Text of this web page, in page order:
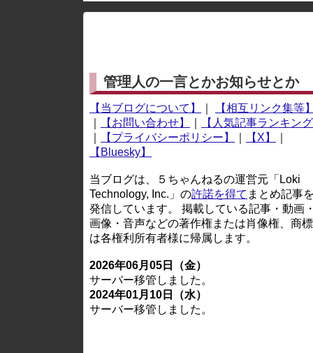
管理人の一言とかお知らせとか
【当ブログについて】
【相互リンク集等】
【お問い合わせ】
【人気記事ランキング
【プライバシーポリシー】 【X】
【Bluesky】
当ブログは、５ちゃんねるの運営元「Loki
Technology, Inc.」の許諾を得て まとめ記事を
発信しています。 掲載している記事・動画・
画像・音声などの著作権または肖像権、商
は各権利所有者様に帰属します。
2026年06月05日（金）
サーバー移管しました。
2024年01月10日（水）
サーバー移管しました。